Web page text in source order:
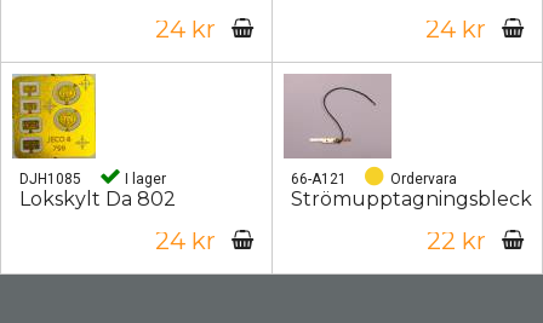
24 kr 24 kr
DJH1085 I lager
Lokskylt Da 802
24 kr
66-A121 Ordervara
Strömupptagningsbleck
22 kr